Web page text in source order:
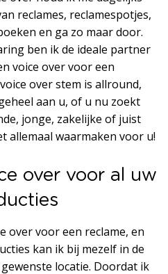
reclames, reclamespotjes,
en ga zo maar door.
ben ik de ideale partner
voice over voor een
over stem is allround,
aan u, of u nu zoekt
jonge, zakelijke of juist
allemaal waarmaken voor u!
over voor al uw
over voor een reclame, en
kan ik bij mezelf in de
locatie. Doordat ik